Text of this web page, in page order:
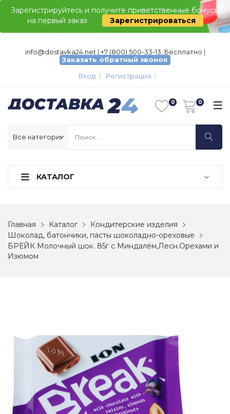
Зарегистрируйтесь и получите приветственные бонусы
на первый заказ
Зарегистрироваться
info@dostavka24.net | +7 (800) 500-33-13, Бесплатно |
Заказать обратный звонок
Вход
Регистрация
КАТАЛОГ
Главная Каталог
Кондитерские изделия
Шоколад, батончики, пасты шоколадно-ореховые
БРЕЙК Молочный шок. 85г с Миндалём,Лесн.Орехами и
Изюмом